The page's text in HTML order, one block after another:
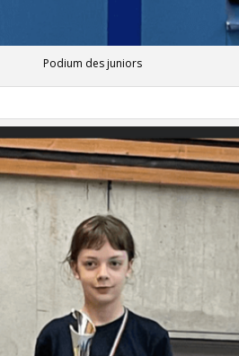
Podium des juniors